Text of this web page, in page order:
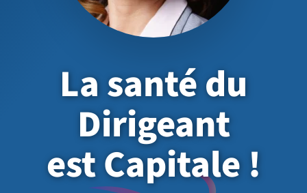
La santé du
Dirigeant
est Capitale !